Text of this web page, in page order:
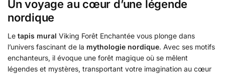
Un voyage au cœur d’une légende
nordique
Le tapis mural Viking Forêt Enchantée vous plonge dans
l’univers fascinant de la mythologie nordique. Avec ses motifs
enchanteurs, il évoque une forêt magique où se mêlent
légendes et mystères, transportant votre imagination au cœur